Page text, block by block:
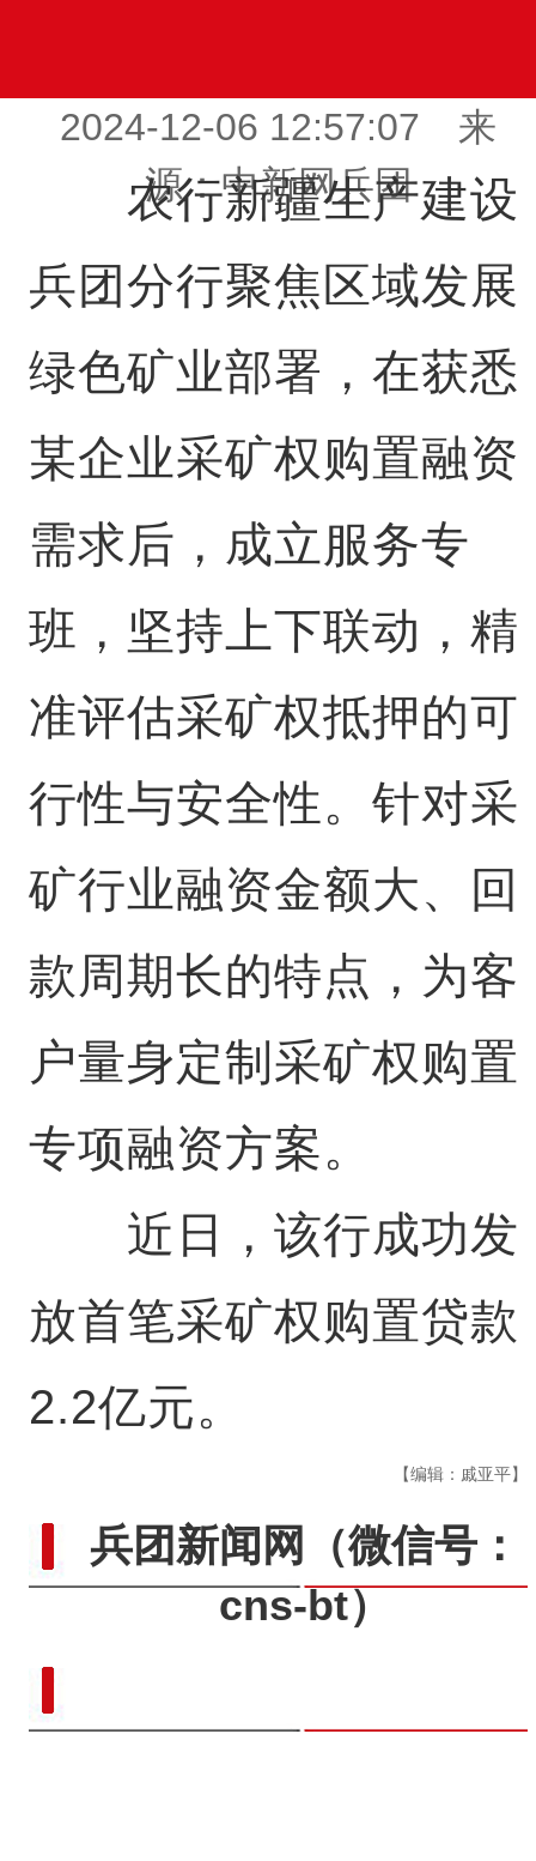
2024-12-06 12:57:07 来
源：中新网兵团
农行新疆生产建设
兵团分行聚焦区域发展
绿色矿业部署，在获悉
某企业采矿权购置融资
需求后，成立服务专
班，坚持上下联动，精
准评估采矿权抵押的可
行性与安全性。针对采
矿行业融资金额大、回
款周期长的特点，为客
户量身定制采矿权购置
专项融资方案。
近日，该行成功发
放首笔采矿权购置贷款
2.2亿元。
【编辑：戚亚平】
兵团新闻网
（微信号：
cns-bt）